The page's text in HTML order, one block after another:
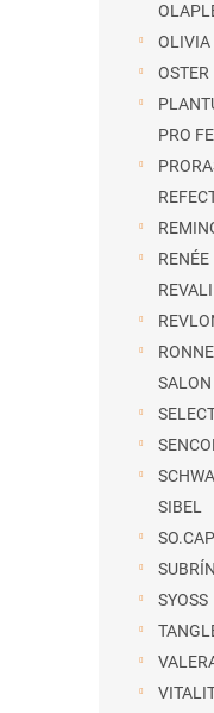
OLIVIA
OSTER
PRO
SIBEL
SYOSS